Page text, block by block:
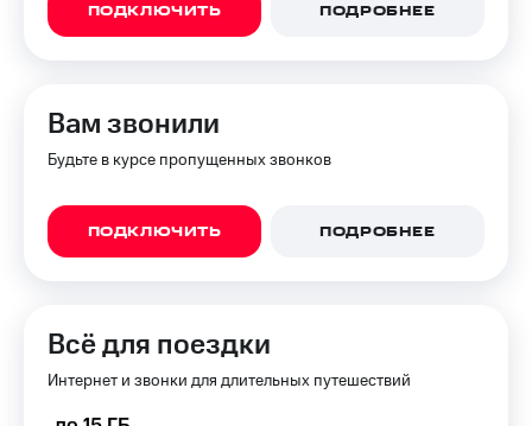
ПОДКЛЮЧИТЬ ПОДРОБНЕЕ
Вам звонили
Будьте в курсе пропущенных звонков
ПОДКЛЮЧИТЬ ПОДРОБНЕЕ
Всё для поездки
Интернет и звонки для длительных путешествий